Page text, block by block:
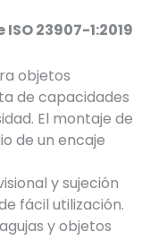
23907-1:2019
objetos
de capacidades
El montaje de
de un encaje
y sujeción
fácil utilización.
y objetos